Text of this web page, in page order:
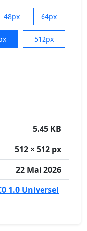
48px 64px
512px
5.45 KB
512 × 512 px
22 Mai 2026
1.0 Universel